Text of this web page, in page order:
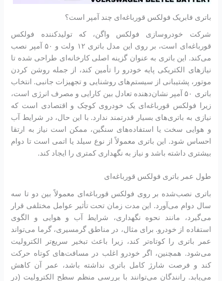
باتری فابریک فولکس قورباغه‌ای چند آمپر است؟
شرکت خودروسازی فولکس واگن، که تولیدکننده فولکس
قورباغه‌ای است، بر روی این مدل باتری ۱۲ ولت و ۵۰ آمپر نصب
می‌کند. این باتری به عنوان گزینه اصلی کارخانه‌ای طراحی شده تا
نیازهای الکتریکی پایه خودرو را تأمین کند، از جمله روشن کردن
موتور، پشتیبانی از سیستم‌های روشنایی و تجهیزات جانبی. انتخاب
باتری ۵۰ آمپر نشان‌دهنده تعادل بین کارایی و مصرف انرژی است،
زیرا فولکس قورباغه‌ای یک خودروی کوچک و اقتصادی است که
نیازی به باتری‌های بسیار قدرتمند ندارد. با این حال، در شرایط آب
و هوایی سخت یا استفاده‌های سنگین، ممکن است نیاز به ارتقا
احساس شود. این باتری معمولاً از نوع سیلد یا اتمی است تا دوام
بیشتری داشته باشد و نیاز به نگهداری کمتری را ایجاد کند.
طول عمر باتری فولکس قورباغه‌ای
باتری نصب‌شده بر روی فولکس قورباغه‌ای معمولاً بین دو تا سه
سال دوام می‌آورد. این مدت زمان تحت تأثیر عوامل مختلفی قرار
می‌گیرد، مانند نحوه نگهداری، شرایط آب و هوایی و الگوی
استفاده از خودرو. برای مثال، در مناطق گرمسیری، گرما می‌تواند
عمر باتری را کوتاه‌تر کند، زیرا باعث تبخیر سریع‌تر الکترولیت
می‌شود. همچنین، اگر خودرو اغلب در مسافت‌های کوتاه حرکت
کند و فرصت شارژ کامل باتری نداشته باشد، عمر آن کاهش
می‌یابد. رانندگان می‌توانند با بررسی منظم سطح الکترولیت (در